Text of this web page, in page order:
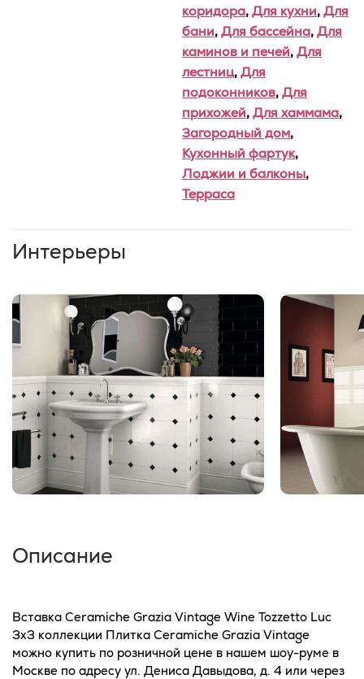
коридора,Для кухни,Для
бани,Для бассейна,Для
каминов и печей,Для
лестниц,Для
подоконников,Для
прихожей,Для хаммама,
Загородный дом,
Кухонный фартук,
Лоджии и балконы,
Терраса
Интерьеры
Описание
Вставка Ceramiche Grazia Vintage Wine Tozzetto Luc
3x3 коллекции Плитка Ceramiche Grazia Vintage
можно купить по розничной цене в нашем шоу-руме в
Москве по адресу ул. Дениса Давыдова, д. 4 или через